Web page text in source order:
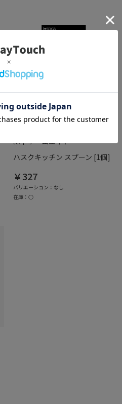
綿半ホームエイド
ハスクキッチン スプーン [1個]
￥327
バリエーション：なし
在庫：○